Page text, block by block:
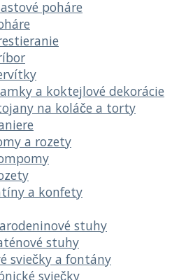
poháre
a koktejlové dekorácie
na koláče a torty
a rozety
a konfety
stuhy
stuhy
sviečky a fontány
sviečky